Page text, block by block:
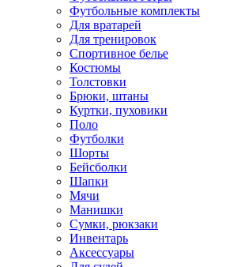
Футбольные комплекты
Для вратарей
Для тренировок
Спортивное белье
Костюмы
Толстовки
Брюки, штаны
Куртки, пуховики
Поло
Футболки
Шорты
Бейсболки
Шапки
Мячи
Манишки
Сумки, рюкзаки
Инвентарь
Аксессуары